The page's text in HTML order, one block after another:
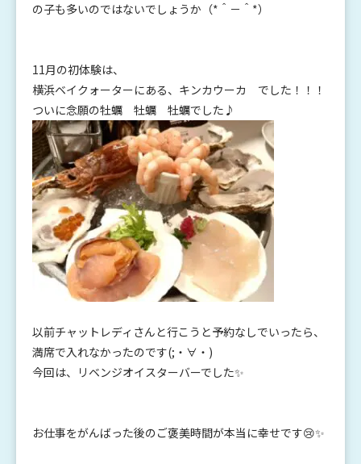
の子も多いのではないでしょうか（*＾－＾*）
11月の初体験は、
横浜ベイクォーターにある、キンカウーカ でした！！！
ついに念願の牡蠣 牡蠣 牡蠣でした♪
以前チャットレディさんと行こうと予約なしでいったら、
満席で入れなかったのです(;・∀・)
今回は、リベンジオイスターバーでした✨
お仕事をがんばった後のご褒美時間が本当に幸せです😢✨